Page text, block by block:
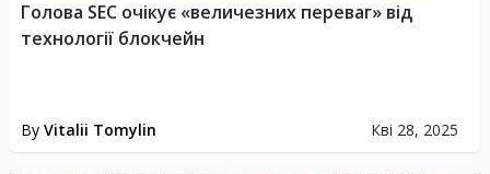
By Vitalii Tomylin Кві 28, 2025
Голова SEC очікує «величезних переваг» від
технології блокчейн